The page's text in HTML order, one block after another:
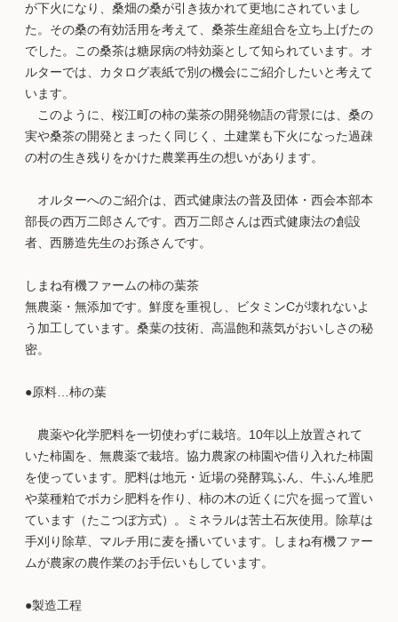
が下火になり、桑畑の桑が引き抜かれて更地にされていまし
た。その桑の有効活用を考えて、桑茶生産組合を立ち上げたの
でした。この桑茶は糖尿病の特効薬として知られています。オ
ルターでは、カタログ表紙で別の機会にご紹介したいと考えて
います。
このように、桜江町の柿の葉茶の開発物語の背景には、桑の
実や桑茶の開発とまったく同じく、土建業も下火になった過疎
の村の生き残りをかけた農業再生の想いがあります。
オルターへのご紹介は、西式健康法の普及団体・西会本部本
部長の西万二郎さんです。西万二郎さんは西式健康法の創設
者、西勝造先生のお孫さんです。
しまね有機ファームの柿の葉茶
無農薬・無添加です。鮮度を重視し、ビタミンCが壊れないよ
う加工しています。桑葉の技術、高温飽和蒸気がおいしさの秘
密。
●原料…柿の葉
農薬や化学肥料を一切使わずに栽培。10年以上放置されて
いた柿園を、無農薬で栽培。協力農家の柿園や借り入れた柿園
を使っています。肥料は地元・近場の発酵鶏ふん、牛ふん堆肥
や菜種粕でボカシ肥料を作り、柿の木の近くに穴を掘って置い
ています（たこつぼ方式）。ミネラルは苦土石灰使用。除草は
手刈り除草、マルチ用に麦を播いています。しまね有機ファー
ムが農家の農作業のお手伝いもしています。
●製造工程